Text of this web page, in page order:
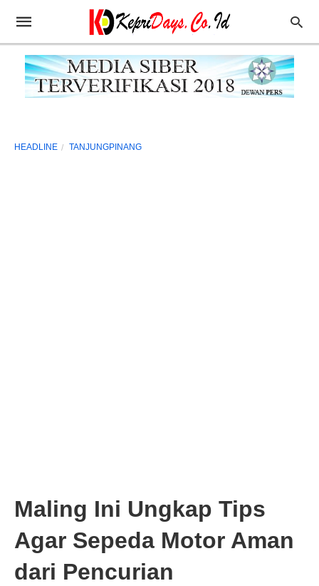
HEADLINE TANJUNGPINANG
Maling Ini Ungkap Tips
Agar Sepeda Motor Aman
dari Pencurian